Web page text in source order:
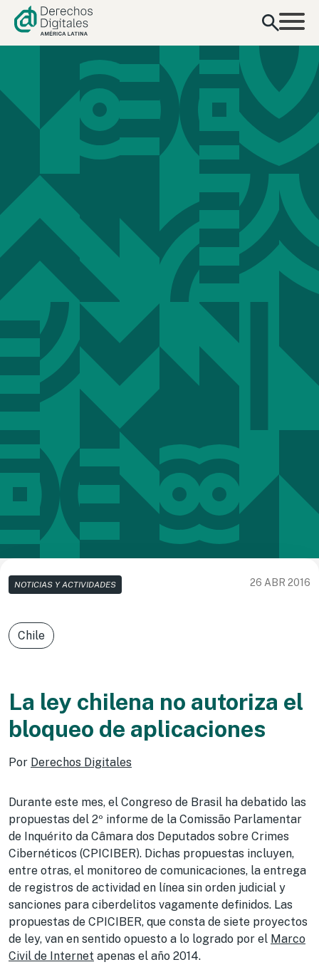
contenido
NOTICIAS Y ACTIVIDADES 26 ABR 2016
Chile
La ley chilena no autoriza el
bloqueo de aplicaciones
Por Derechos Digitales
Durante este mes, el Congreso de Brasil ha debatido las
propuestas del 2º informe de la Comissão Parlamentar
de Inquérito da Câmara dos Deputados sobre Crimes
Cibernéticos (CPICIBER). Dichas propuestas incluyen,
entre otras, el monitoreo de comunicaciones, la entrega
de registros de actividad en línea sin orden judicial y
sanciones para ciberdelitos vagamente definidos. Las
propuestas de CPICIBER, que consta de siete proyectos
de ley, van en sentido opuesto a lo logrado por el Marco
Civil de Internet apenas el año 2014.